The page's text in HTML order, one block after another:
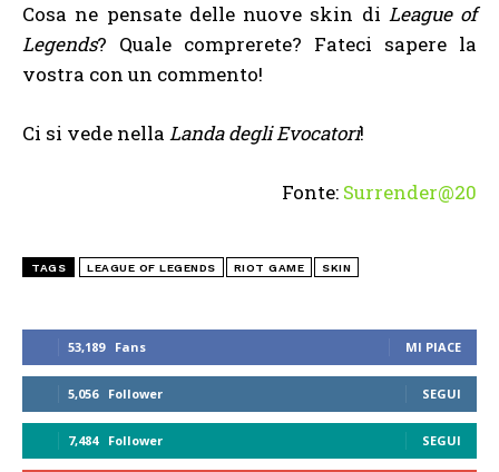
53,189 Fans MI PIACE
5,056 Follower SEGUI
7,484 Follower SEGUI
Cosa ne pensate delle nuove skin di League of
Legends? Quale comprerete? Fateci sapere la
vostra con un commento!
Ci si vede nella Landa degli Evocatori!
Fonte: Surrender@20
TAGS LEAGUE OF LEGENDS RIOT GAME SKIN